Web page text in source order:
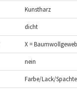
Kunstharz
dicht
X =
nein
Farbe/Lack/